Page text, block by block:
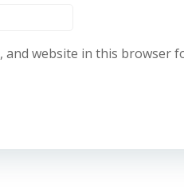
and website in this browser